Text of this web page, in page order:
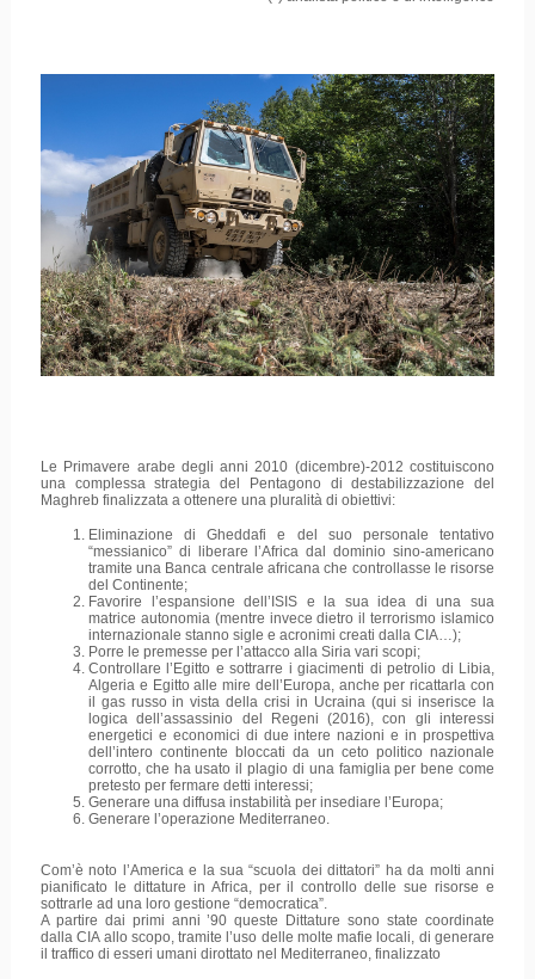
Le Primavere arabe degli anni 2010 (dicembre)-2012 costituiscono
una complessa strategia del Pentagono di destabilizzazione del
Maghreb finalizzata a ottenere una pluralità di obiettivi:
Eliminazione di Gheddafi e del suo personale tentativo
“messianico” di liberare l’Africa dal dominio sino-americano
tramite una Banca centrale africana che controllasse le risorse
del Continente;
Favorire l’espansione dell’ISIS e la sua idea di una sua
matrice autonomia (mentre invece dietro il terrorismo islamico
internazionale stanno sigle e acronimi creati dalla CIA…);
Porre le premesse per l’attacco alla Siria vari scopi;
Controllare l’Egitto e sottrarre i giacimenti di petrolio di Libia,
Algeria e Egitto alle mire dell’Europa, anche per ricattarla con
il gas russo in vista della crisi in Ucraina (qui si inserisce la
logica dell’assassinio del Regeni (2016), con gli interessi
energetici e economici di due intere nazioni e in prospettiva
dell’intero continente bloccati da un ceto politico nazionale
corrotto, che ha usato il plagio di una famiglia per bene come
pretesto per fermare detti interessi;
Generare una diffusa instabilità per insediare l’Europa;
Generare l’operazione Mediterraneo.
Com’è noto l’America e la sua “scuola dei dittatori” ha da molti anni
pianificato le dittature in Africa, per il controllo delle sue risorse e
sottrarle ad una loro gestione “democratica”.
A partire dai primi anni ’90 queste Dittature sono state coordinate
dalla CIA allo scopo, tramite l’uso delle molte mafie locali, di generare
il traffico di esseri umani dirottato nel Mediterraneo, finalizzato